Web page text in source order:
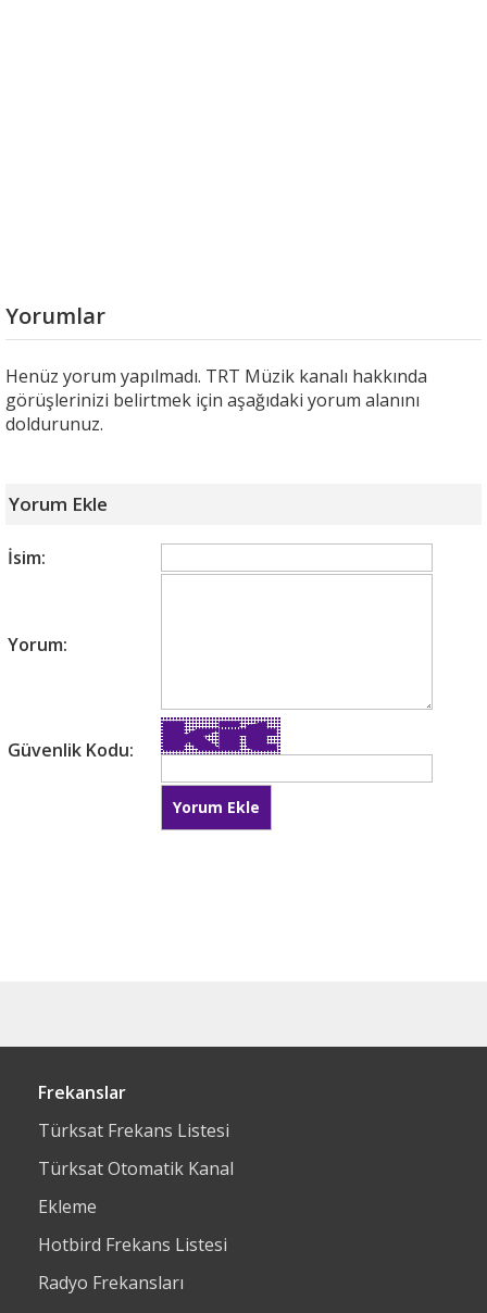
Yorumlar
Henüz yorum yapılmadı. TRT Müzik kanalı hakkında
görüşlerinizi belirtmek için aşağıdaki yorum alanını
doldurunuz.
Yorum Ekle
İsim:
Yorum:
Güvenlik Kodu:
Frekanslar
Türksat Frekans Listesi
Türksat Otomatik Kanal
Ekleme
Hotbird Frekans Listesi
Radyo Frekansları